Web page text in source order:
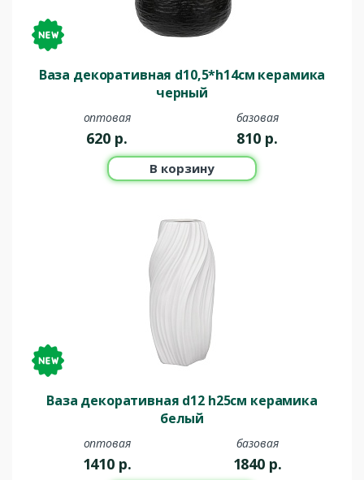
Ваза декоративная d10,5*h14см керамика
черный
оптовая
620 р.
базовая
810 р.
В корзину
Ваза декоративная d12 h25см керамика
белый
оптовая
1410 р.
базовая
1840 р.